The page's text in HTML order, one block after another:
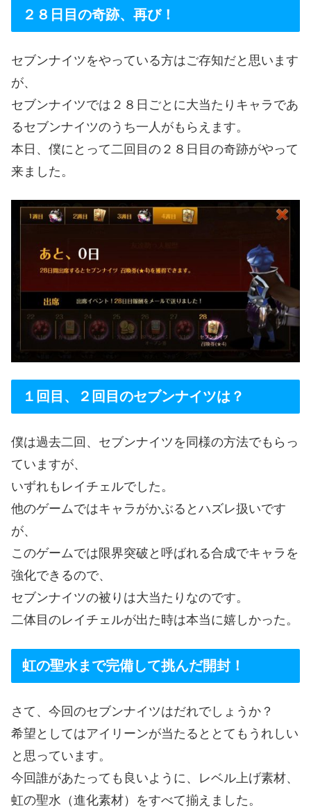
２８日目の奇跡、再び！
セブンナイツをやっている方はご存知だと思います
が、
セブンナイツでは２８日ごとに大当たりキャラであ
るセブンナイツのうち一人がもらえます。
本日、僕にとって二回目の２８日目の奇跡がやって
来ました。
１回目、２回目のセブンナイツは？
僕は過去二回、セブンナイツを同様の方法でもらっ
ていますが、
いずれもレイチェルでした。
他のゲームではキャラがかぶるとハズレ扱いです
が、
このゲームでは限界突破と呼ばれる合成でキャラを
強化できるので、
セブンナイツの被りは大当たりなのです。
二体目のレイチェルが出た時は本当に嬉しかった。
虹の聖水まで完備して挑んだ開封！
さて、今回のセブンナイツはだれでしょうか？
希望としてはアイリーンが当たるととてもうれしい
と思っています。
今回誰があたっても良いように、レベル上げ素材、
虹の聖水（進化素材）をすべて揃えました。